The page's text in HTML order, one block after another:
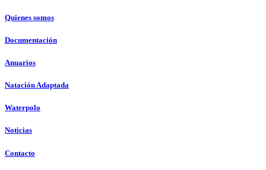
Quienes somos
Documentación
Anuarios
Natación Adaptada
Waterpolo
Noticias
Contacto